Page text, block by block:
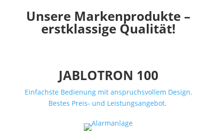
Unsere Markenprodukte –
erstklassige Qualität!
JABLOTRON 100
Einfachste Bedienung mit anspruchsvollem Design.
Bestes Preis- und Leistungsangebot.